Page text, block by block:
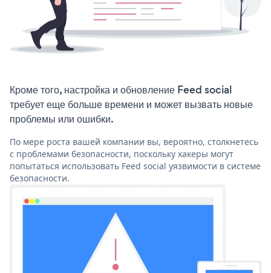
Кроме того, настройка и обновление Feed social
требует еще больше времени и может вызвать новые
проблемы или ошибки.
По мере роста вашей компании вы, вероятно, столкнетесь
с проблемами безопасности, поскольку хакеры могут
попытаться использовать Feed social уязвимости в системе
безопасности.